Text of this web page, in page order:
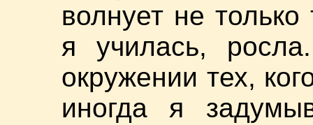
волнует не
я училась,
окружении тех,
иногда я